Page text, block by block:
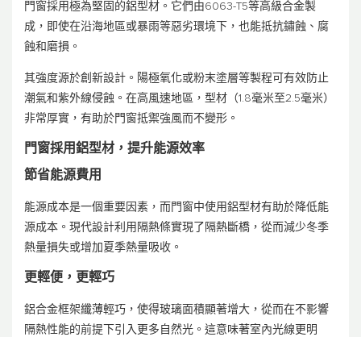
門窗採用極為堅固的鋁型材。它們由6063-T5等高級合金製
成，即使在沿海地區或暴雨等惡劣環境下，也能抵抗鏽蝕、腐
蝕和磨損。
其強度源於創新設計。陽極氧化或粉末塗層等製程可有效防止
潮氣和紫外線侵蝕。在高風速地區，型材（1.8毫米至2.5毫米）
非常厚實，有助於門窗抵禦強風而不變形。
門窗採用鋁型材，提升能源效率
節省能源費用
能源成本是一個重要因素，而門窗中使用鋁型材有助於降低能
源成本。現代設計利用隔熱條實現了隔熱斷橋，從而減少冬季
熱量損失或增加夏季熱量吸收。
更輕便，更輕巧
鋁合金框架纖薄輕巧，使得玻璃面積顯著增大，從而在不影響
隔熱性能的前提下引入更多自然光。這意味著室內光線更明